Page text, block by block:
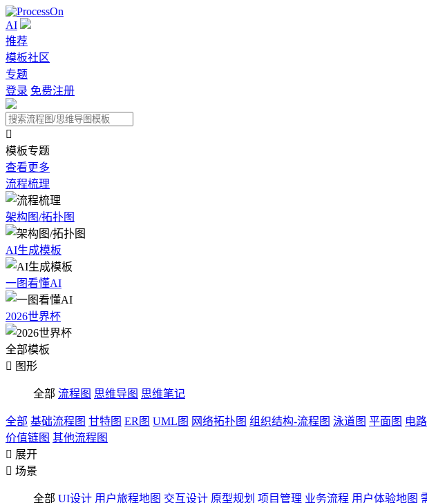
AI
推荐
模板社区
专题
登录 免费注册

模板专题
查看更多
流程梳理
架构图/拓扑图
AI生成模板
一图看懂AI
2026世界杯
全部模板
 图形
全部 流程图 思维导图 思维笔记
全部 基础流程图 甘特图 ER图 UML图 网络拓扑图 组织结构-流程图 泳道图 平面图 电
价值链图 其他流程图
 展开
 场景
全部 UI设计 用户旅程地图 交互设计 原型规划 项目管理 业务流程 用户体验地图